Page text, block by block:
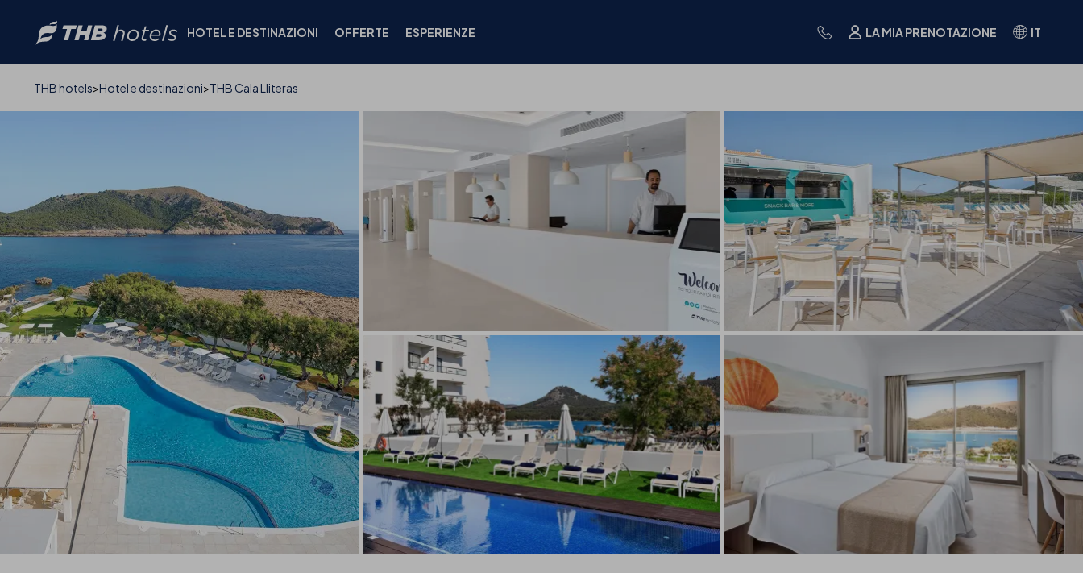
HOTEL E DESTINAZIONI OFFERTE ESPERIENZE LA MIA PRENOTAZIONE IT
FOTO E VIDEO HOTEL CAMERE POSIZIONE GASTRONOMIA FAQS
THB hotels Hotel e destinazioni THB Cala Lliteras